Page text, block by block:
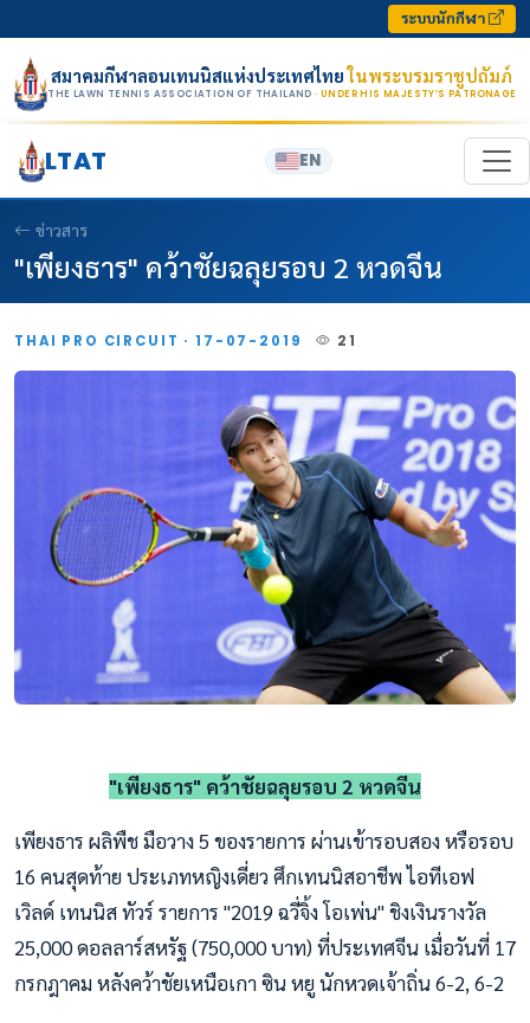
ระบบนักกีฬา
สมาคมกีฬาลอนเทนนิสแห่งประเทศไทยในพระบรมราชูปถัมภ์
THE LAWN TENNIS ASSOCIATION OF THAILAND · UNDER HIS MAJESTY’S PATRONAGE
LTAT EN
ข่าวสาร
"เพียงธาร" คว้าชัยฉลุยรอบ 2 หวดจีน
THAI PRO CIRCUIT · 17-07-2019 21
"เพียงธาร" คว้าชัยฉลุยรอบ 2 หวดจีน
เพียงธาร ผลิพืช มือวาง 5 ของรายการ ผ่านเข้ารอบสอง หรือรอบ
16 คนสุดท้าย ประเภทหญิงเดี่ยว ศึกเทนนิสอาชีพ ไอทีเอฟ
เวิลด์ เทนนิส ทัวร์ รายการ "2019 ฉวี่จิ้ง โอเพ่น" ชิงเงินรางวัล
25,000 ดอลลาร์สหรัฐ (750,000 บาท) ที่ประเทศจีน เมื่อวันที่ 17
กรกฎาคม หลังคว้าชัยเหนือเกา ซิน หยู นักหวดเจ้าถิ่น 6-2, 6-2